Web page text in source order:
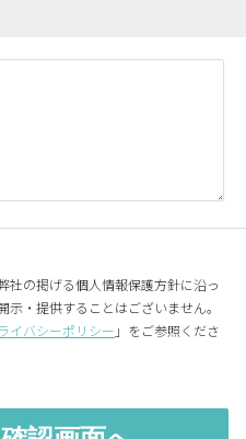
社の掲げる個人情報保護方針に沿っ
・提供することはございません。
イバシーポリシー 」をご参照くださ